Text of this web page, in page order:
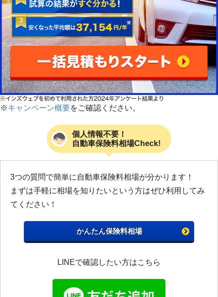
※キャンペーン概要をご確認ください。
個人情報不要！
自動車保険料相場Check!
3つの質問で簡単に自動車保険料相場が分かります！
まずは手軽に相場を知りたいという方はぜひ利用してみ
てください！
かんたん保険料相場
LINEで確認したい方はこちら